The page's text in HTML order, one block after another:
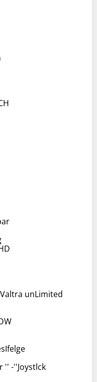
unLimited
'' -''Joystlck